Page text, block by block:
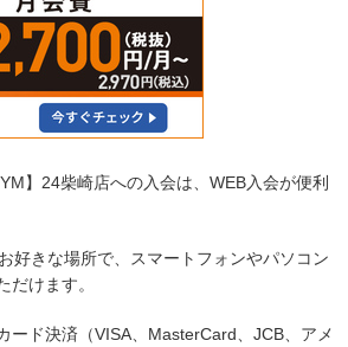
】24柴崎店への入会は、WEB入会が便利
好きな場所で、スマートフォンやパソコン
だけます。
ード決済（VISA、MasterCard、JCB、アメ